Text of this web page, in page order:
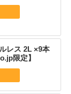
レス 2L ×9本
限定】